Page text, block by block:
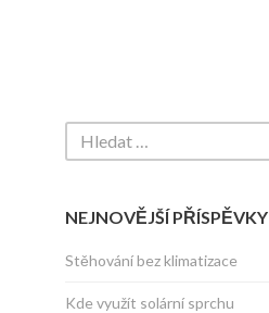
NEJNOVĚJŠÍ PŘÍSPĚVKY
Stěhování bez klimatizace
Kde využít solární sprchu